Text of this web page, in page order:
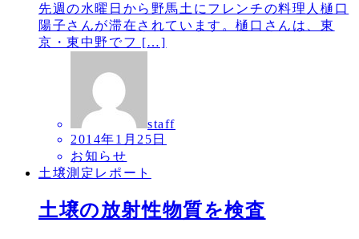
先週の水曜日から野馬土にフレンチの料理人樋口
陽子さんが滞在されています。樋口さんは、東
京・東中野でフ […]
staff
2014年1月25日
お知らせ
土壌測定レポート
土壌の放射性物質を検査